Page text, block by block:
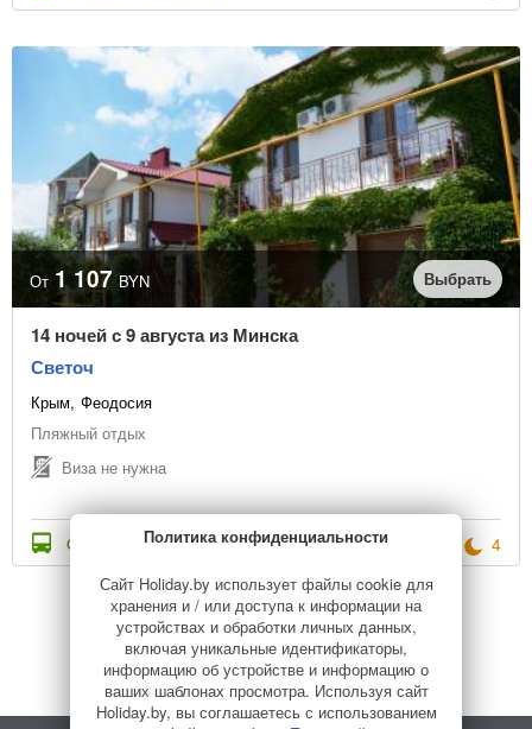
От 1 107 BYN Выбрать
14 ночей с 9 августа из Минска
Светоч
Крым Феодосия
Пляжный отдых
Виза не нужна
Стоимость с переездом 4
1 ... Дальше
Политика конфиденциальности
Сайт Holiday.by использует файлы cookie для
хранения и / или доступа к информации на
устройствах и обработки личных данных,
включая уникальные идентификаторы,
информацию об устройстве и информацию о
ваших шаблонах просмотра. Используя сайт
Holiday.by, вы соглашаетесь с использованием